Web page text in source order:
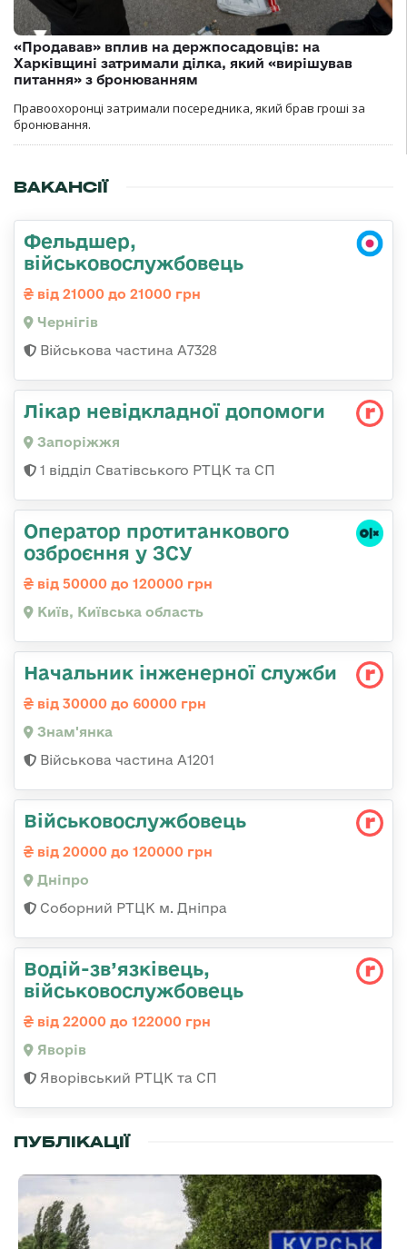
«Продавав» вплив на держпосадовців: на
Харківщині затримали ділка, який «вирішував
питання» з бронюванням
Правоохоронці затримали посередника, який брав гроші за
бронювання.
ВАКАНСІЇ
Фельдшер,
військовослужбовець
від 21000 до 21000 грн
Чернігів
Військова частина А7328
Лікар невідкладної допомоги
Запоріжжя
1 відділ Сватівського РТЦК та СП
Оператор протитанкового
озброєння у ЗСУ
від 50000 до 120000 грн
Київ, Київська область
Начальник інженерної служби
від 30000 до 60000 грн
Знам'янка
Військова частина А1201
Військовослужбовець
від 20000 до 120000 грн
Дніпро
Соборний РТЦК м. Дніпра
Водій-зв’язківець,
військовослужбовець
від 22000 до 122000 грн
Яворів
Яворівський РТЦК та СП
ПУБЛІКАЦІЇ